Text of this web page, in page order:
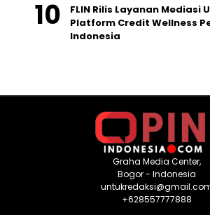
FLIN Rilis Layanan Mediasi
Platform Credit Wellness
Indonesia
Graha Media Center,
Bogor - Indonesia
+628557777888